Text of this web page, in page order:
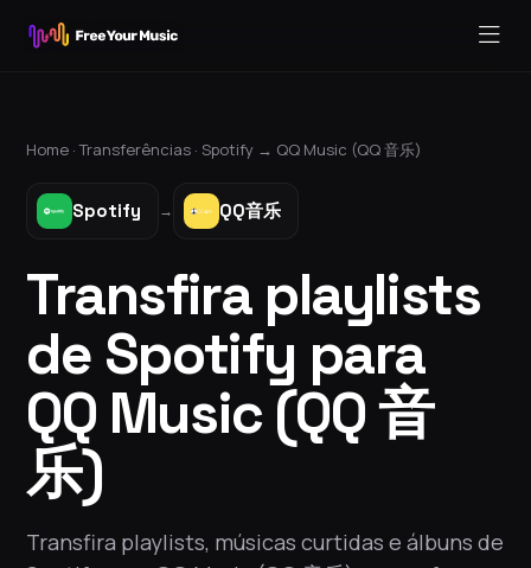
Home ·Transferências · Spotify → QQ Music (QQ 音乐)
Spotify → QQ音乐
Transfira playlists
de Spotify para
QQ Music (QQ 音
乐)
Transfira playlists, músicas curtidas e álbuns de